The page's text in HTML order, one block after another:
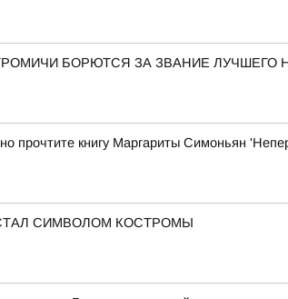
БОРЮТСЯ ЗА ЗВАНИЕ ЛУЧШЕГО
прочтите книгу Маргариты Симоньян
СИМВОЛОМ КОСТРОМЫ